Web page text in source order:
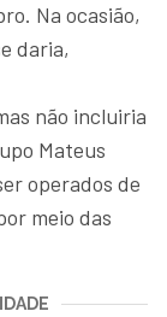
Na ocasião,
daria,
não incluiria
Mateus
operados de
meio das